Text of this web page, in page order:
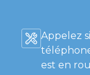
Appelez
est en